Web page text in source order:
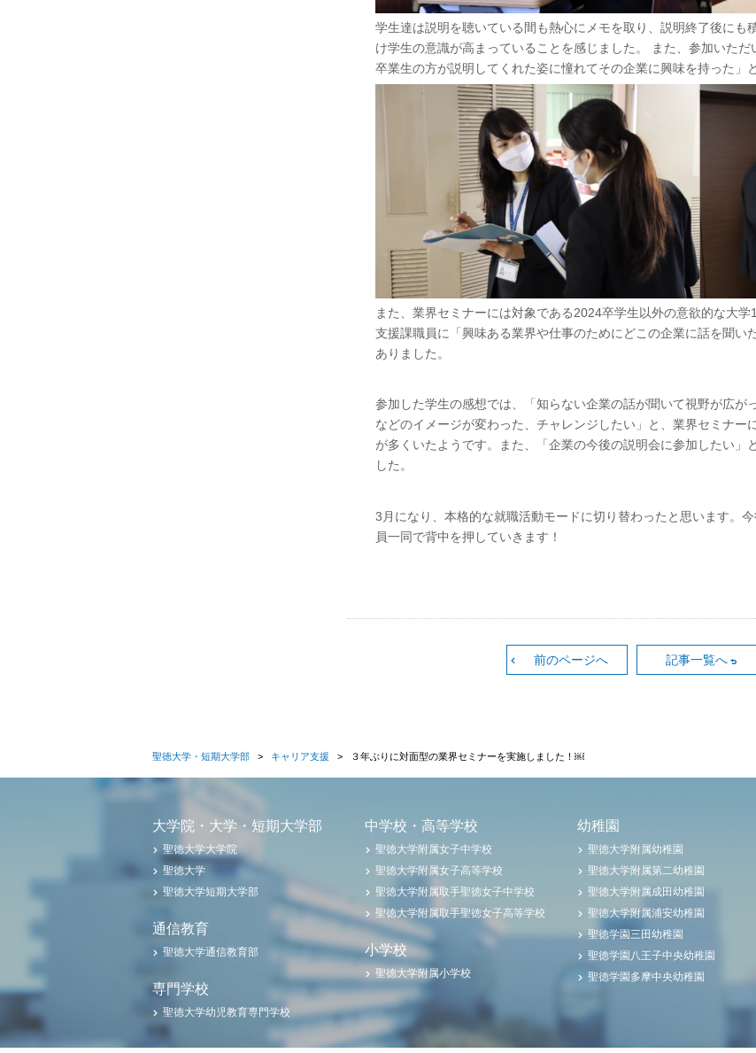
学生達は説明を聴いている間も熱心にメモを取り、説明終了後にも
け学生の意識が高まっていることを感じました。 また、参加いた
卒業生の方が説明してくれた姿に憧れてその企業に興味を持った」
また、業界セミナーには対象である2024卒学生以外の意欲的な大
支援課職員に「興味ある業界や仕事のためにどこの企業に話を聞い
ありました。
参加した学生の感想では、「知らない企業の話が聞いて視野が広が
などのイメージが変わった、チャレンジしたい」と、業界セミナー
が多くいたようです。また、「企業の今後の説明会に参加したい」
した。
3月になり、本格的な就職活動モードに切り替わったと思います。
員一同で背中を押していきます！
前のページへ 記事一覧へ
聖徳大学・短期大学部 キャリア支援 ３年ぶりに対面型の業界セミナーを実施しました！￼
大学院・大学・短期大学部
聖徳大学大学院
聖徳大学
聖徳大学短期大学部
通信教育
聖徳大学通信教育部
専門学校
聖徳大学幼児教育専門学校
中学校・高等学校
聖徳大学附属女子中学校
聖徳大学附属女子高等学校
聖徳大学附属取手聖徳女子中学校
聖徳大学附属取手聖徳女子高等学校
小学校
聖徳大学附属小学校
幼稚園
聖徳大学附属幼稚園
聖徳大学附属第二幼稚園
聖徳大学附属成田幼稚園
聖徳大学附属浦安幼稚園
聖徳学園三田幼稚園
聖徳学園八王子中央幼稚園
聖徳学園多摩中央幼稚園